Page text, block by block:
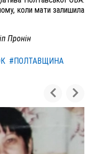
коли мати залишила
Пронін
#ПОЛТАВЩИНА